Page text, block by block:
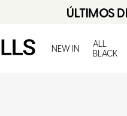
NEW IN
ALL
BLACK